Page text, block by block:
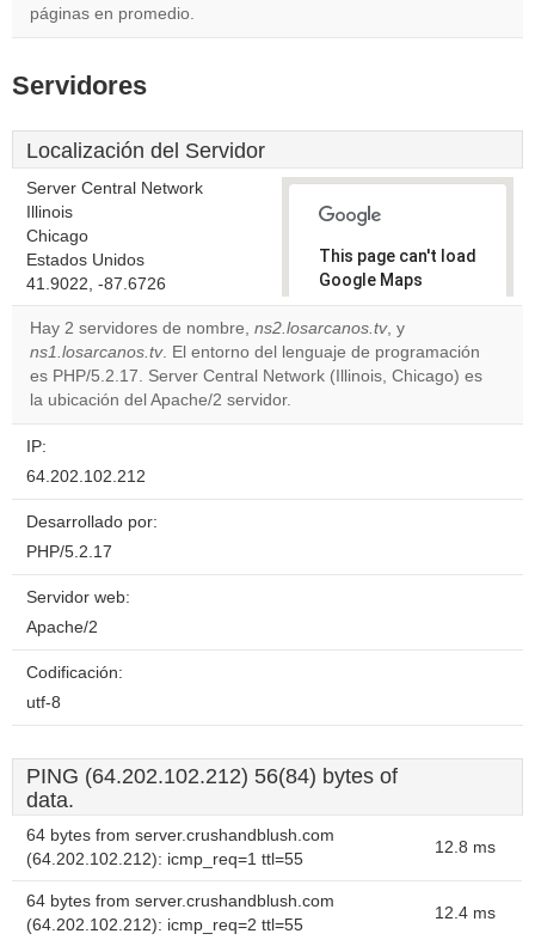
páginas en promedio.
Servidores
Localización del Servidor
Server Central Network
Illinois
Chicago
Estados Unidos
41.9022, -87.6726
This page can't load
Google Maps
correctly.
Do you
own this
OK
Hay 2 servidores de nombre, ns2.losarcanos.tv, y
ns1.losarcanos.tv. El entorno del lenguaje de programación
es PHP/5.2.17. Server Central Network (Illinois, Chicago) es
la ubicación del Apache/2 servidor.
IP:
64.202.102.212
Desarrollado por:
PHP/5.2.17
Servidor web:
Apache/2
Codificación:
utf-8
PING (64.202.102.212) 56(84) bytes of
data.
64 bytes from server.crushandblush.com
(64.202.102.212): icmp_req=1 ttl=55
12.8 ms
64 bytes from server.crushandblush.com
(64.202.102.212): icmp_req=2 ttl=55
12.4 ms